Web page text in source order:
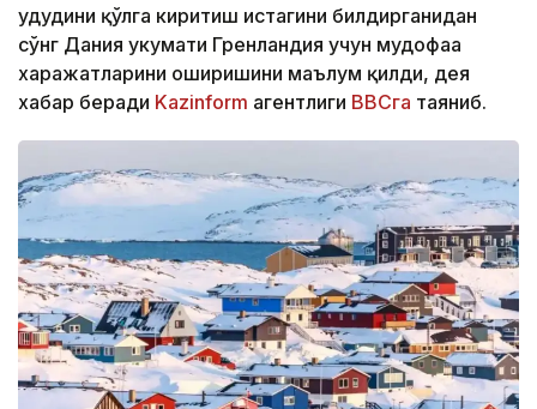
ҳудудини қўлга киритиш истагини билдирганидан
сўнг Дания ҳукумати Гренландия учун мудофаа
харажатларини оширишини маълум қилди, дея
хабар беради Kazinform агентлиги BBCга таяниб.